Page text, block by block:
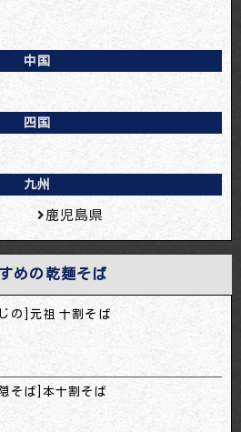
中国
四国
九州
鹿児島県
めの乾麺そば
の]元祖 十割そば
そば]本十割そば